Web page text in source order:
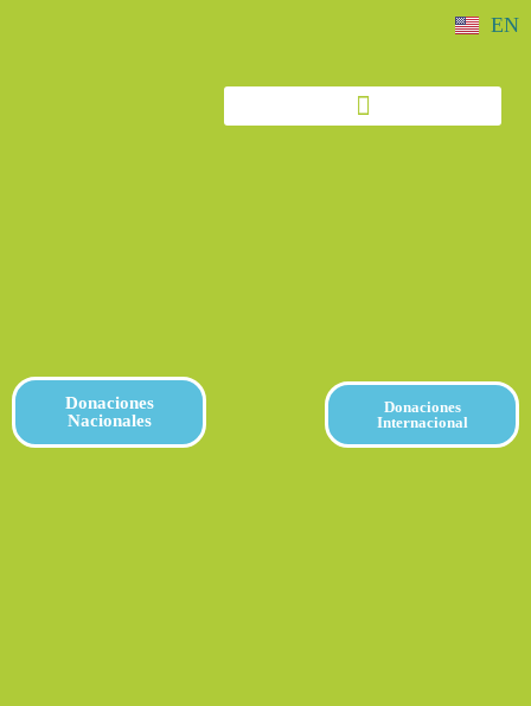
EN
Donaciones
Nacionales
Donaciones
Internacional